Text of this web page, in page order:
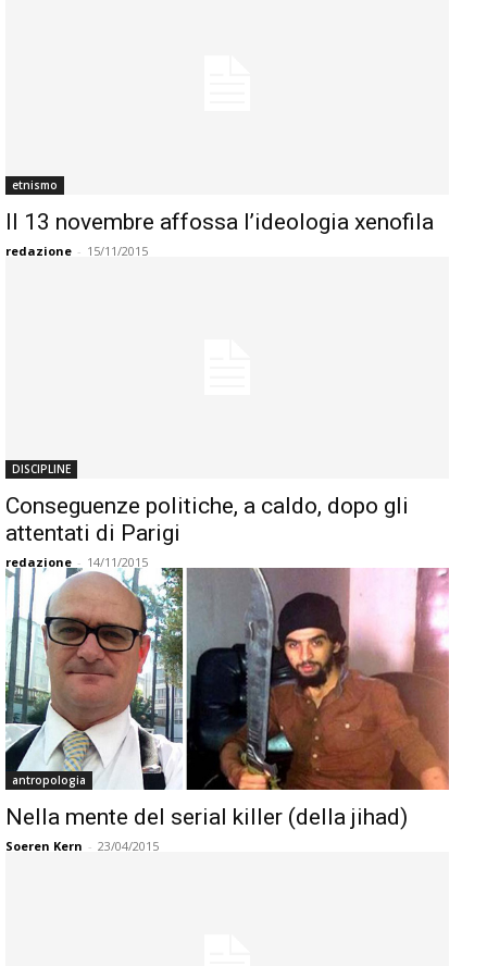
etnismo
Il 13 novembre affossa l’ideologia xenofila
redazione - 15/11/2015
DISCIPLINE
Conseguenze politiche, a caldo, dopo gli
attentati di Parigi
redazione - 14/11/2015
antropologia
Nella mente del serial killer (della jihad)
Soeren Kern - 23/04/2015